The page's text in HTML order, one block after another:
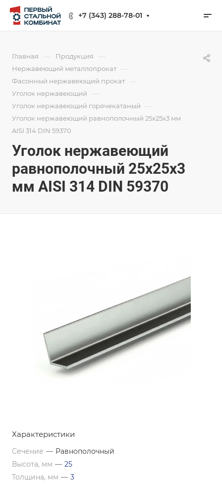
+7 (343) 288-78-01
Главная — Продукция —
Нержавеющий металлопрокат —
Фасонный нержавеющий прокат —
Уголок нержавеющий —
Уголок нержавеющий горячекатаный —
Уголок нержавеющий равнополочный 25х25х3 мм
AISI 314 DIN 59370
Уголок нержавеющий
равнополочный 25х25х3
мм AISI 314 DIN 59370
Характеристики
Сечение — Равнополочный
Высота, мм — 25
Толщина, мм — 3